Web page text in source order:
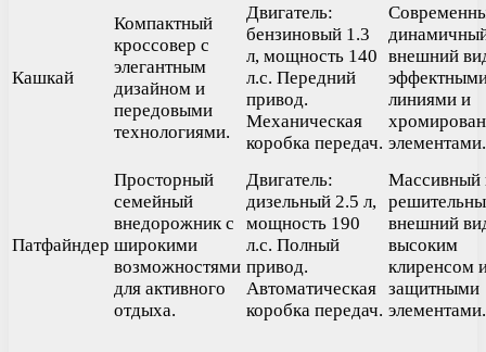
Кашкай
Компактный
кроссовер с
элегантным
дизайном и
передовыми
технологиями.
Двигатель:
бензиновый 1.3
л, мощность 140
л.с. Передний
привод.
Механическая
коробка передач.
внешний
линиями и
элементами.
Патфайндер
Просторный
семейный
внедорожник с
широкими
возможностями
для активного
отдыха.
Двигатель:
дизельный 2.5 л,
мощность 190
л.с. Полный
привод.
Автоматическая
коробка передач.
Массивный
внешний
высоким
клиренсом
защитными
элементами.